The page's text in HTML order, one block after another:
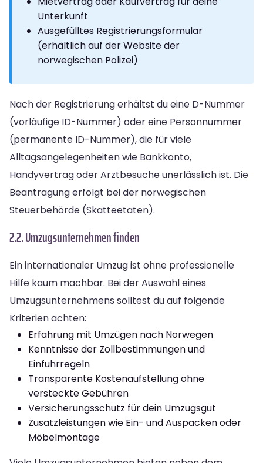
Unterkunft
Ausgefülltes Registrierungsformular
(erhältlich auf der Website der
norwegischen Polizei)
Nach der Registrierung erhältst du eine D-Nummer
(vorläufige ID-Nummer) oder eine Personnummer
(permanente ID-Nummer), die für viele
Alltagsangelegenheiten wie Bankkonto,
Handyvertrag oder Arztbesuche unerlässlich ist. Die
Beantragung erfolgt bei der norwegischen
Steuerbehörde (Skatteetaten).
2.2. Umzugsunternehmen finden
Ein internationaler Umzug ist ohne professionelle
Hilfe kaum machbar. Bei der Auswahl eines
Umzugsunternehmens solltest du auf folgende
Kriterien achten:
Erfahrung mit Umzügen nach Norwegen
Kenntnisse der Zollbestimmungen und
Einfuhrregeln
Transparente Kostenaufstellung ohne
versteckte Gebühren
Versicherungsschutz für dein Umzugsgut
Zusatzleistungen wie Ein- und Auspacken oder
Möbelmontage